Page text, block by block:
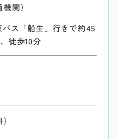
関）
ス「船生」行きで約45
徒歩10分